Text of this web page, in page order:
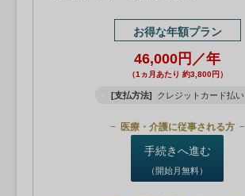
お得な年額プラン
46,000円／年
（1ヵ月あたり 約3,800円）
[支払方法] クレジットカード払い
医療・介護に従事される方
手続きへ進む
（開始月無料）